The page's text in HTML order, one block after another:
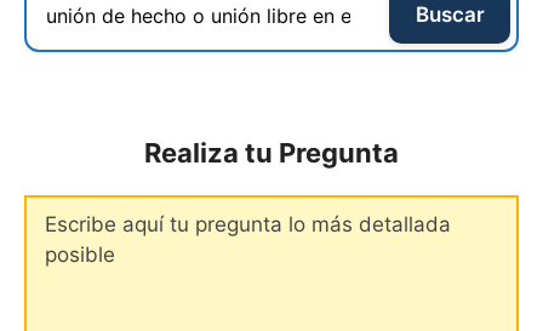
Buscar
Realiza tu Pregunta